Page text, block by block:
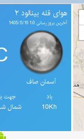
هوای قله بینالود ۲
آخرین بروز رسانی 1:0 1405/5/16
آسمان صاف
باد
10Kh
جهت
شمال